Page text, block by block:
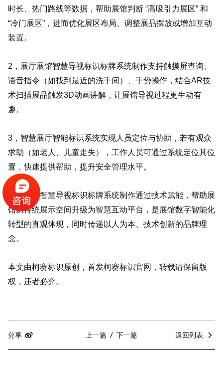
时长、热门路线等数据，帮助展馆判断 “高吸引力展区” 和
“冷门展区”，进而优化展区布局、调整展品摆放或增加互动
装置。
2，展厅展馆智慧导视标识标牌系统制作支持触摸屏查询、
语音指令（如找到最近的洗手间）、手势操作，结合AR技
术扫描展品触发3D动画讲解，让展馆导视过程更生动有
趣。
3，智慧展厅智能标识系统实现人员定位与协助，若有观众
求助（如老人、儿童走失），工作人员可通过系统定位其位
置，快速提供帮助，提升安全管理水平。
展厅展馆智慧导视标识标牌系统制作通过技术赋能，帮助展
馆从传统展示空间升级为智慧互动平台，是展馆数字智能化
转型的直观体现，同时传递以人为本、技术创新的品牌理
念。
本文由柯赛标识原创，首发柯赛标识官网，转载请保留版
权，违者必究。
分享 上一篇 下一篇 返回列表